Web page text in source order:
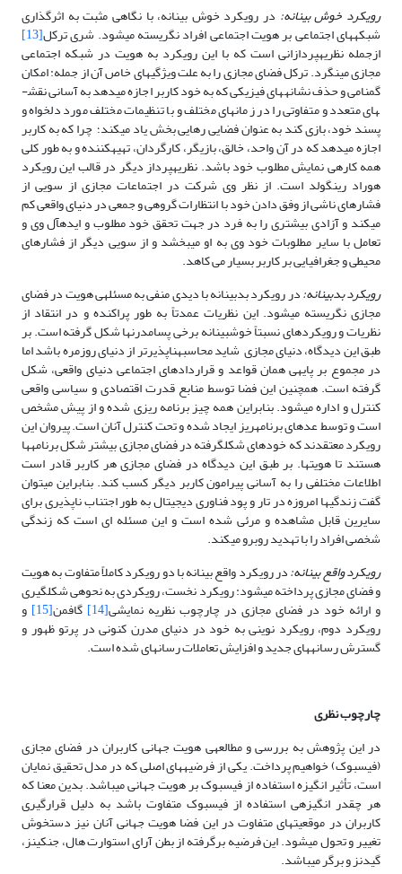
رویکرد خوش بینانه: در رویکرد خوش بینانه، با نگاهی مثبت به اثرگذاری
شبکه­های اجتماعی بر هویت اجتماعی افراد نگریسته می­شود. شری ترکل[13]
ازجمله نظریه­پردازانی است که با این رویکرد به هویت در شبکه اجتماعی
مجازی می­نگرد. ترکل فضای مجازی را به علت ویژگی­های خاص آن از جمله: امکان
گمنامی و حذف نشانه­های فیزیکی که به خود کاربر اجازه می­دهد به آسانی نقش­
های متعدد و متفاوتی را در زمان­های مختلف و با تنظیمات مختلف مورد دلخواه و
پسند خود، بازی کند به عنوان فضایی رهایی بخش یاد می­کند؛ چرا که به کاربر
اجازه می­دهد که در آن واحد، خالق، بازیگر، کارگردان، تهیه­کننده و به طور کلی
همه کاره­ی نمایش مطلوب خود باشد. نظریه­پرداز دیگر در قالب این رویکرد
هوراد رینگولد است. از نظر وی شرکت در اجتماعات مجازی از سویی از
فشارهای ناشی از وفق دادن خود با انتظارات گروهی و جمعی در دنیای واقعی کم
می­کند و آزادی بیشتری را به فرد در جهت تحقق خود مطلوب و ایده­آل وی و
تعامل با سایر مطلوبات خود وی به او می­بخشد و از سویی دیگر از فشارهای
محیطی و جغرافیایی بر کاربر بسیار می کاهد.
رویکرد بدبینانه:در رویکرد بدبینانه با دیدی منفی به مسئله­ی هویت در فضای
مجازی نگریسته می­شود. این نظریات عمدتاً به طور پراکنده و در انتقاد از
نظریات و رویکردهای نسبتاً خوشبینانه برخی پسامدرن­ها شکل گرفته است. بر
طبق این دیدگاه، دنیای مجازی شاید محاسبه­ناپذیرتر از دنیای روزمره باشد اما
در مجموع بر پایه­ی همان قواعد و قراردادهای اجتماعی دنیای واقعی، شکل
گرفته است. همچنین این فضا توسط منابع قدرت اقتصادی و سیاسی واقعی
کنترل و اداره می­شود. بنابراین همه چیز برنامه ریزی شده و از پیش مشخص
است و توسط عده­ای برنامه­ریز ایجاد شده و تحت کنترل آنان است. پیروان این
رویکرد معتقدند که خودهای شکل­گرفته در فضای مجازی بیشتر شکل برنامه­ها
هستند تا هویت­ها. بر طبق این دیدگاه در فضای مجازی هر کاربر قادر است
اطلاعات مختلفی را به آسانی پیرامون کاربر دیگر کسب کند. بنابراین می­توان
گفت زندگی­ها امروزه در تار و پود فناوری دیجیتال به طور اجتناب ناپذیری برای
سایرین قابل مشاهده و مرئی شده است و این مسئله ای است که زندگی
شخصی افراد را با تهدید روبرو می­کند.
رویکرد واقع بینانه:در رویکرد واقع بینانه با دو رویکرد کاملاً متفاوت به هویت
و فضای مجازی پرداخته می­شود: رویکرد نخست، رویکردی به نحوه­ی شکل­گیری
و ارائه خود در فضای مجازی در چارچوب نظریه نمایشی[14] گافمن[15] و
رویکرد دوم، رویکرد نوینی به خود در دنیای مدرن کنونی در پرتو ظهور و
گسترش رسانه­های جدید و افزایش تعاملات رسانه­ای شده است.
چارچوب نظری
در این پژوهش به بررسی و مطالعه­ی هویت جهانی کاربران در فضای مجازی
(فیس­بوک) خواهیم پرداخت. یکی از فرضیه­های اصلی که در مدل تحقیق نمایان
است، تأثیر انگیزه استفاده از فیس­بوک بر هویت جهانی می­باشد. بدین معنا که
هر چقدر انگیزه­ی استفاده از فیس­بوک متفاوت باشد به دلیل قرار­گیری
کاربران در موقعیت­های متفاوت در این فضا هویت جهانی آنان نیز دستخوش
تغییر و تحول می­شود. این فرضیه برگرفته از بطن آرای استوارت هال، جنکینز،
گیدنز و برگر می­باشد.